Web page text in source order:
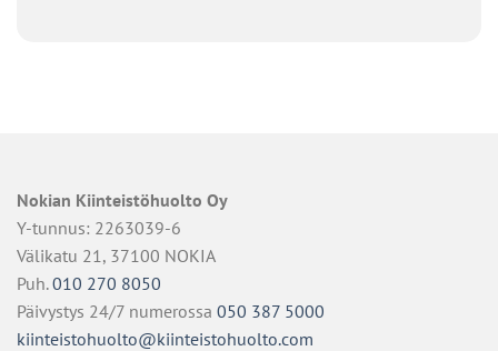
Nokian Kiinteistöhuolto Oy
Y-tunnus: 2263039-6
Välikatu 21, 37100 NOKIA
Puh.010 270 8050
Päivystys 24/7 numerossa 050 387 5000
kiinteistohuolto@kiinteistohuolto.com